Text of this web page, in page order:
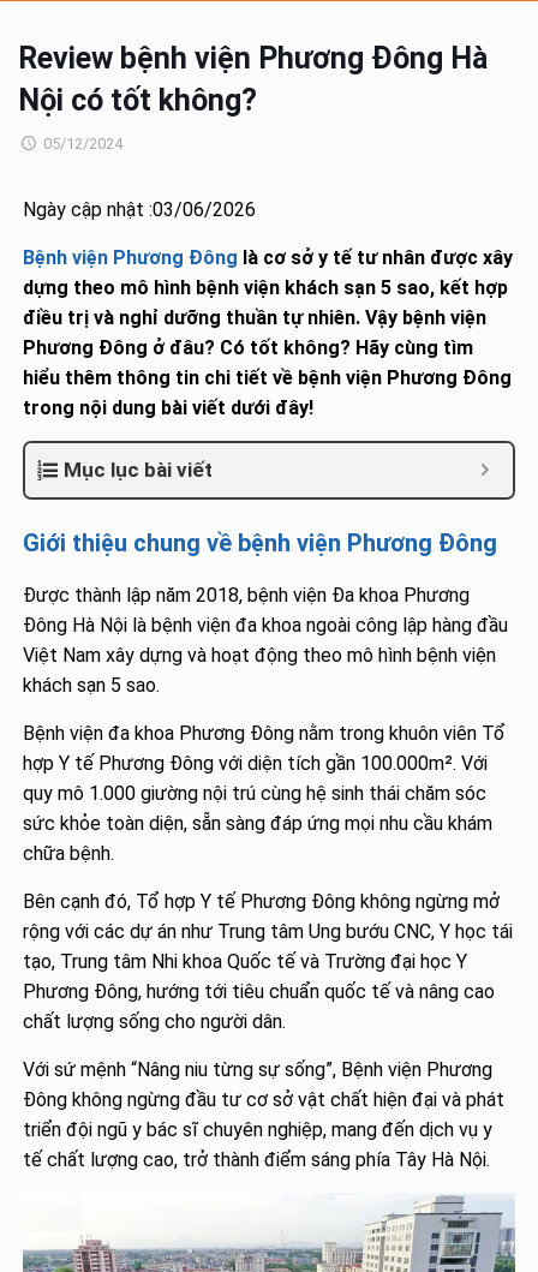
Review bệnh viện Phương Đông Hà
Nội có tốt không?
05/12/2024
Ngày cập nhật :03/06/2026
Bệnh viện Phương Đông là cơ sở y tế tư nhân được xây
dựng theo mô hình bệnh viện khách sạn 5 sao, kết hợp
điều trị và nghỉ dưỡng thuần tự nhiên. Vậy bệnh viện
Phương Đông ở đâu? Có tốt không? Hãy cùng tìm
hiểu thêm thông tin chi tiết về bệnh viện Phương Đông
trong nội dung bài viết dưới đây!
Mục lục bài viết
Giới thiệu chung về bệnh viện Phương Đông
Được thành lập năm 2018, bệnh viện Đa khoa Phương
Đông Hà Nội là bệnh viện đa khoa ngoài công lập hàng đầu
Việt Nam xây dựng và hoạt động theo mô hình bệnh viện
khách sạn 5 sao.
Bệnh viện đa khoa Phương Đông nằm trong khuôn viên Tổ
hợp Y tế Phương Đông với diện tích gần 100.000m². Với
quy mô 1.000 giường nội trú cùng hệ sinh thái chăm sóc
sức khỏe toàn diện, sẵn sàng đáp ứng mọi nhu cầu khám
chữa bệnh.
Bên cạnh đó, Tổ hợp Y tế Phương Đông không ngừng mở
rộng với các dự án như Trung tâm Ung bướu CNC, Y học tái
tạo, Trung tâm Nhi khoa Quốc tế và Trường đại học Y
Phương Đông, hướng tới tiêu chuẩn quốc tế và nâng cao
chất lượng sống cho người dân.
Với sứ mệnh “Nâng niu từng sự sống”, Bệnh viện Phương
Đông không ngừng đầu tư cơ sở vật chất hiện đại và phát
triển đội ngũ y bác sĩ chuyên nghiệp, mang đến dịch vụ y
tế chất lượng cao, trở thành điểm sáng phía Tây Hà Nội.